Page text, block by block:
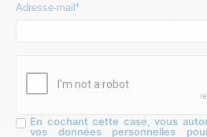
Adresse-mail*
En cochant cette case, vous
vos données personnelles